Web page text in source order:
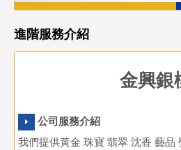
進階服務介紹
金興銀
公司服務介紹
我們提供黃金 珠寶 翡翠 沈香 藝品